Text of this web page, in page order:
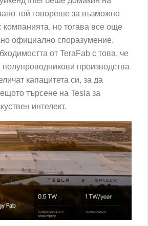
той говореше за възможно
компанията, но тогава все още
официално споразумение.
от TeraFab с това, че
производства
капацитета си, за да
търсене на Tesla за
интелект.